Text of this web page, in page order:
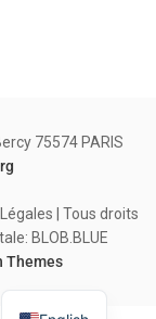
75574 PARIS
| Tous droits
BLOB.BLUE
Themes